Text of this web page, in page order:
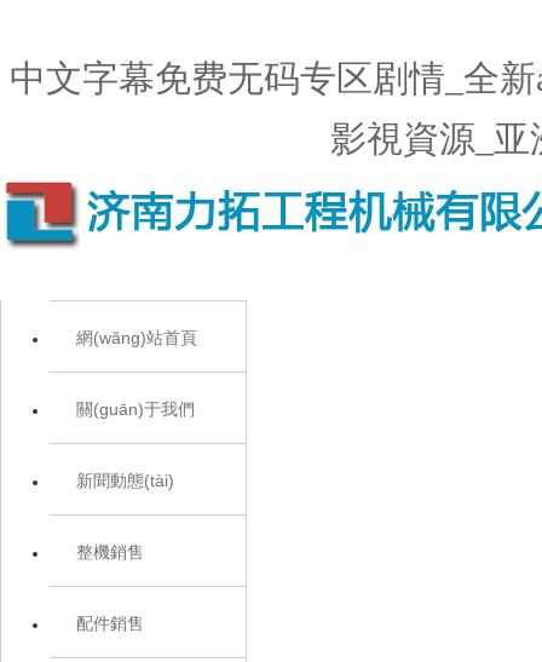
中文字幕免费无码专区剧情_全
影視資源_
網(wǎng)站首頁
關(guān)于我們
新聞動態(tài)
整機銷售
配件銷售